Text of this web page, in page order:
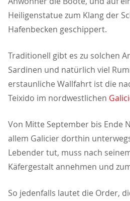
Heiligenstatue zum Klang der
Hafenbecken geschippert.
Traditionell gibt es zu solchen
Sardinen und natürlich viel
erstaunliche Wallfahrt ist die
Teixido im nordwestlichen
Von Mitte September bis Ende
allem Galicier dorthin
Lebender tut, muss nach
Käfergestalt annehmen und
So jedenfalls lautet die Order,